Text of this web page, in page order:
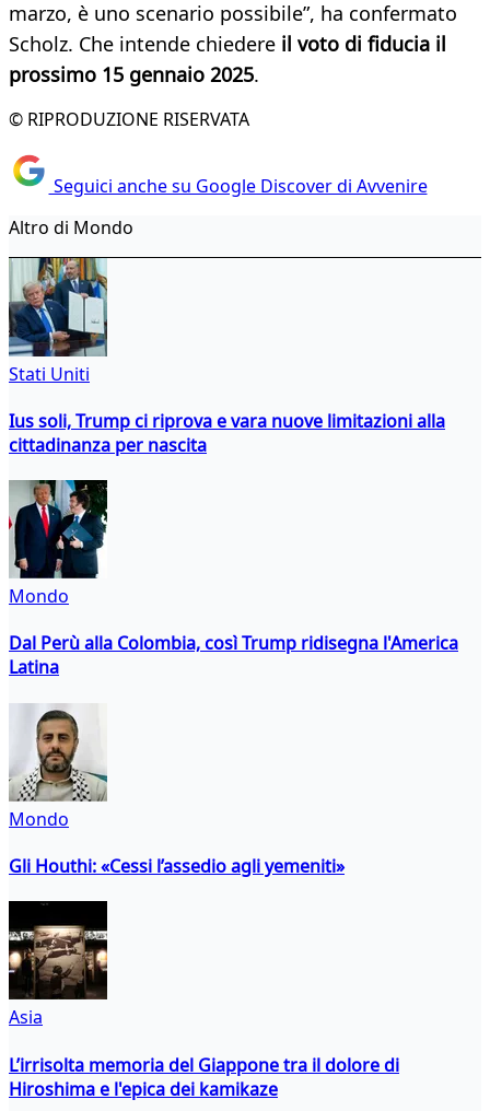
marzo, è uno scenario possibile”, ha confermato
Scholz. Che intende chiedere il voto di fiducia il
prossimo 15 gennaio 2025.
© RIPRODUZIONE RISERVATA
Seguici anche su Google Discover di Avvenire
Altro di Mondo
Stati Uniti
Ius soli, Trump ci riprova e vara nuove limitazioni alla
cittadinanza per nascita
Mondo
Dal Perù alla Colombia, così Trump ridisegna l'America
Latina
Mondo
Gli Houthi: «Cessi l’assedio agli yemeniti»
Asia
L’irrisolta memoria del Giappone tra il dolore di
Hiroshima e l'epica dei kamikaze